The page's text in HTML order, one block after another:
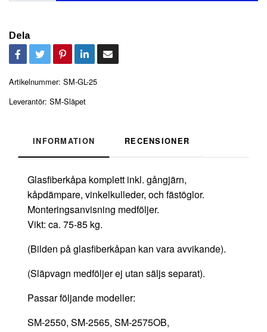
Dela
Artikelnummer: SM-GL-25
Leverantör: SM-Släpet
INFORMATION RECENSIONER
Glasfiberkåpa komplett inkl. gångjärn,
kåpdämpare, vinkelkulleder, och fästöglor.
Monteringsanvisning medföljer.
Vikt: ca. 75-85 kg.
(Bilden på glasfiberkåpan kan vara avvikande).
(Släpvagn medföljer ej utan säljs separat).
Passar följande modeller:
SM-2550, SM-2565, SM-2575OB,